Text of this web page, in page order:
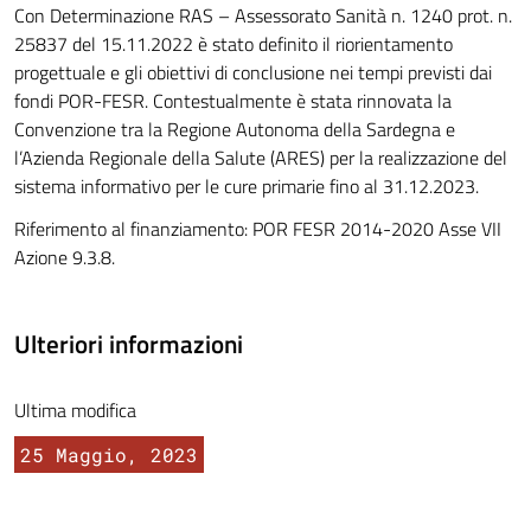
Con Determinazione RAS – Assessorato Sanità n. 1240 prot. n.
25837 del 15.11.2022 è stato definito il riorientamento
progettuale e gli obiettivi di conclusione nei tempi previsti dai
fondi POR-FESR. Contestualmente è stata rinnovata la
Convenzione tra la Regione Autonoma della Sardegna e
l’Azienda Regionale della Salute (ARES) per la realizzazione del
sistema informativo per le cure primarie fino al 31.12.2023.
Riferimento al finanziamento: POR FESR 2014-2020 Asse VII
Azione 9.3.8.
Ulteriori informazioni
Ultima modifica
25 Maggio, 2023